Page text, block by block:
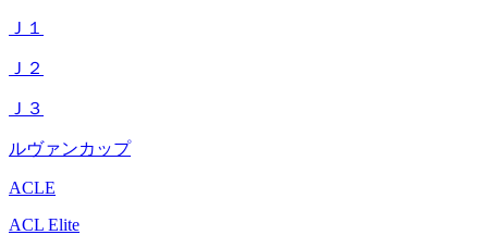
Ｊ１
Ｊ２
Ｊ３
ルヴァンカップ
ACLE
ACL Elite